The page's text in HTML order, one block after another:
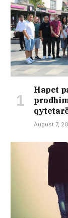
Hapet
August 7,